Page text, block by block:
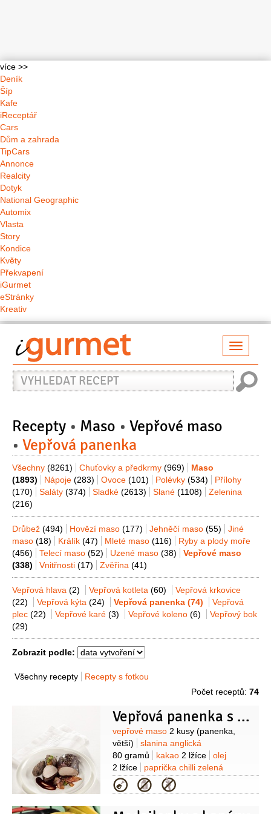
více >>
Deník
Šíp
Kafe
iReceptář
Cars
Dům a zahrada
TipCars
Annonce
Realcity
Dotyk
National Geographic
Automix
Vlasta
Story
Kondice
Květy
Překvapení
iGurmet
eStránky
Kreativ
Vyhledat
recept
Recepty Maso
Vepřové maso
Vepřová panenka
Všechny (8261) Chuťovky a předkrmy (969)
Maso
(1893)
Nápoje (283) Ovoce (101) Polévky (534)
Přílohy
(170)
Saláty (374) Sladké (2613) Slané (1108)
Zelenina
(216)
Drůbež (494) Hovězí maso (177) Jehněčí maso (55)
Jiné
maso (18) Králík (47) Mleté maso (116)
Ryby a plody moře
(456)
Telecí maso (52) Uzené maso (38)
Vepřové maso
(338)
Vnitřnosti (17) Zvěřina (41)
Vepřová hlava (2) Vepřová kotleta (60)
Vepřová krkovice
(22)
Vepřová kýta (24) Vepřová panenka (74)
Vepřová
plec (22) Vepřové karé (3) Vepřové koleno (6)
Vepřový bok
(29)
Zobrazit podle:
Všechny recepty
Recepty s fotkou
Počet receptů: 74
Vepřová panenka s kakaovou omáčkou
Suroviny
vepřové maso 2 kusy (panenka,
větší)
slanina anglická
80 gramů
kakao 2 lžíce
olej
2 lžíce
paprička chilli zelená
1 kus
koriandr1 lžička
(drcený)
pepř1 lžička (drcený)
anýz
Kategorie